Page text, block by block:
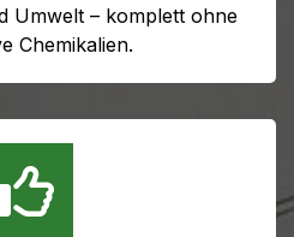
Umwelt – komplett ohne
Chemikalien.